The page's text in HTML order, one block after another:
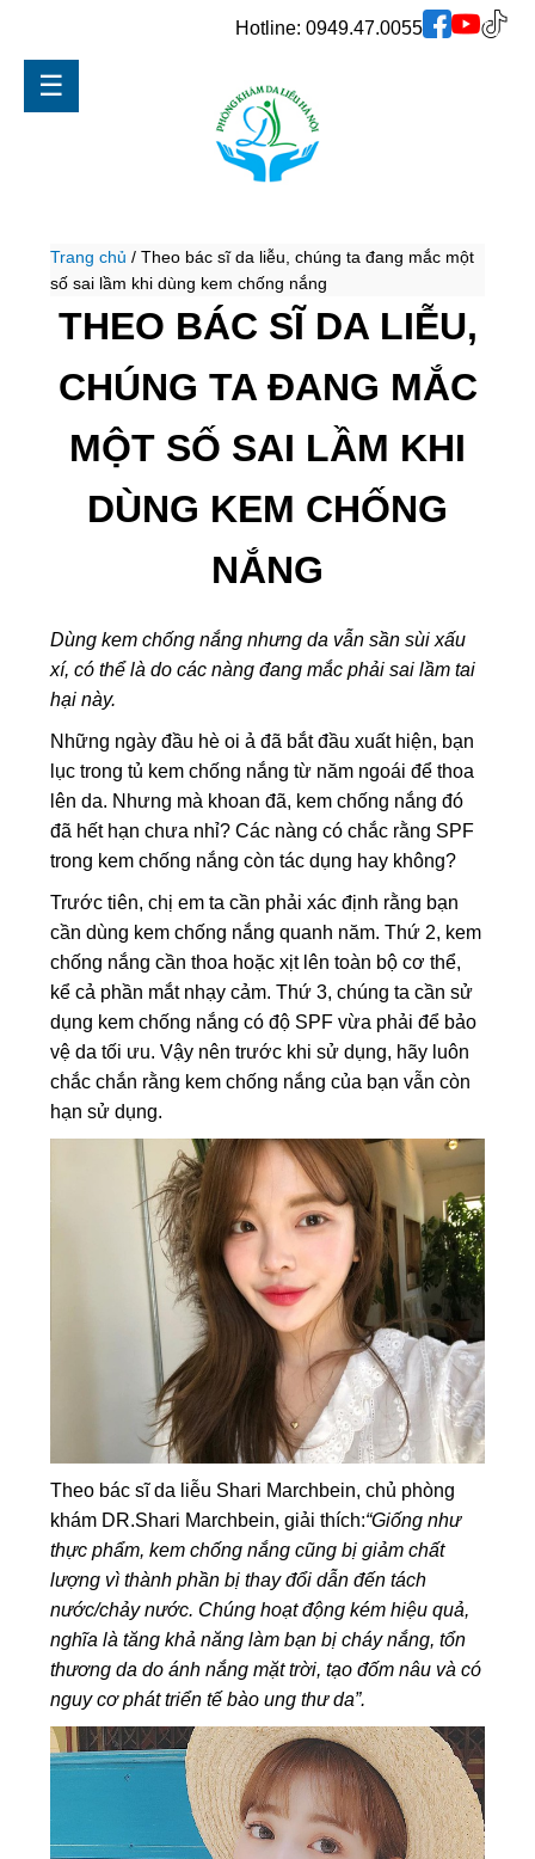
Hotline: 0949.47.0055
☰
Trang chủ /Theo bác sĩ da liễu, chúng ta đang mắc một
số sai lầm khi dùng kem chống nắng
THEO BÁC SĨ DA LIỄU,
CHÚNG TA ĐANG MẮC
MỘT SỐ SAI LẦM KHI
DÙNG KEM CHỐNG
NẮNG
Dùng kem chống nắng nhưng da vẫn sần sùi xấu
xí, có thể là do các nàng đang mắc phải sai lầm tai
hại này.
Những ngày đầu hè oi ả đã bắt đầu xuất hiện, bạn
lục trong tủ kem chống nắng từ năm ngoái để thoa
lên da. Nhưng mà khoan đã, kem chống nắng đó
đã hết hạn chưa nhỉ? Các nàng có chắc rằng SPF
trong kem chống nắng còn tác dụng hay không?
Trước tiên, chị em ta cần phải xác định rằng bạn
cần dùng kem chống nắng quanh năm. Thứ 2, kem
chống nắng cần thoa hoặc xịt lên toàn bộ cơ thể,
kể cả phần mắt nhạy cảm. Thứ 3, chúng ta cần sử
dụng kem chống nắng có độ SPF vừa phải để bảo
vệ da tối ưu. Vậy nên trước khi sử dụng, hãy luôn
chắc chắn rằng kem chống nắng của bạn vẫn còn
hạn sử dụng.
Theo bác sĩ da liễu Shari Marchbein, chủ phòng
khám DR.Shari Marchbein, giải thích:“Giống như
thực phẩm, kem chống nắng cũng bị giảm chất
lượng vì thành phần bị thay đổi dẫn đến tách
nước/chảy nước. Chúng hoạt động kém hiệu quả,
nghĩa là tăng khả năng làm bạn bị cháy nắng, tổn
thương da do ánh nắng mặt trời, tạo đốm nâu và có
nguy cơ phát triển tế bào ung thư da”.